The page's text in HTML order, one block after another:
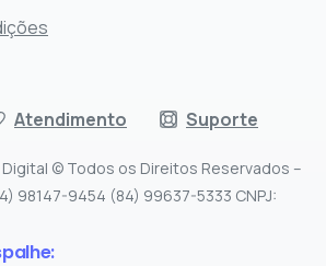
Atendimento Suporte
© Todos os Direitos Reservados –
98147-9454 (84) 99637-5333 CNPJ: